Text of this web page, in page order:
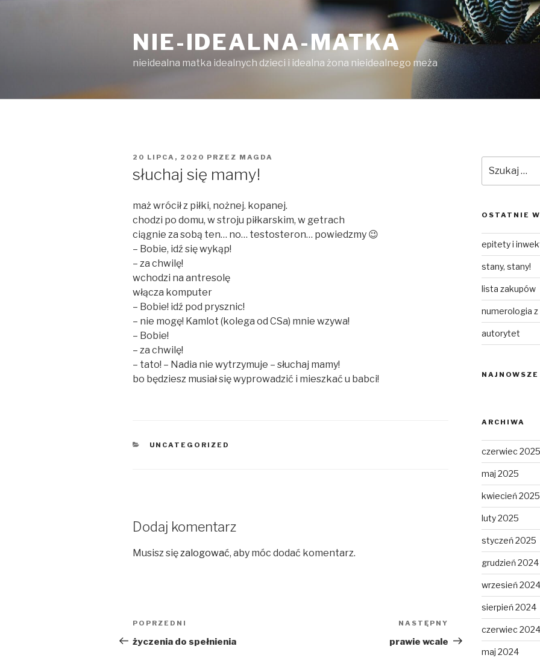
NIE-IDEALNA-MATKA
nieidealna matka idealnych dzieci i idealna żona nieidealnego meża
OPUBLIKOWANE
20 LIPCA, 2020 PRZEZ MAGDA
słuchaj się mamy!
maż wrócił z piłki, nożnej. kopanej.
chodzi po domu, w stroju piłkarskim, w getrach
ciągnie za sobą ten… no… testosteron… powiedzmy 😉
– Bobie, idź się wykąp!
– za chwilę!
wchodzi na antresolę
włącza komputer
– Bobie! idź pod prysznic!
– nie mogę! Kamlot (kolega od CSa) mnie wzywa!
– Bobie!
– za chwilę!
– tato! – Nadia nie wytrzymuje – słuchaj mamy!
bo będziesz musiał się wyprowadzić i mieszkać u babci!
KATEGORIE
UNCATEGORIZED
Dodaj komentarz
Musisz sięzalogować, aby móc dodać komentarz.
Nawigacja
wpisu
Poprzedni
wpis
POPRZEDNI
życzenia do spełnienia
wpis
NASTĘPNY
prawie wcale
OSTATNIE
epitety i
stany, stany!
lista zakupów
numerologia z
autorytet
ARCHIWA
czerwiec 2025
maj 2025
kwiecień 2025
luty 2025
styczeń 2025
grudzień 2024
wrzesień 2024
sierpień 2024
czerwiec 2024
maj 2024